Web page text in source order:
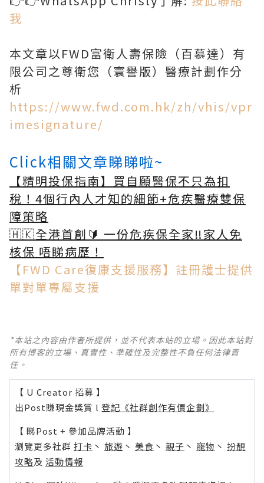
我
本文章以FWD富衛人壽保險（百慕達）有
限公司之尊衛您（寰譽版）醫療計劃作分
析
https://www.fwd.com.hk/zh/vhis/vpr
imesignature/
Click相關文章睇睇啦~
【精明投保指南】買自願醫保不只為扣
稅！4個行內人才知的細節+危疾醫療雙保
障策略
🇭🇰全港首創🔰 一份危疾保全家‼️家人免
核保 唔睇病歷！
【FWD Care復康支援服務】註冊護士提供
單對單專屬支援
*本站之內容由作者所提供，並不代表本站的立場。因此本站對
所有博客的立場、真實性、準確性及完整性不負任何法律責
任。
【 U Creator 招募 】
出Post賺現金獎賞 l 登記《社群創作有價企劃》
【 睇Post + 參加品牌活動 】
瀏覽更多社群 打卡 丶 旅遊 丶 美食 丶 親子 丶 寵物 丶 扮靚
攻略及 活動情報